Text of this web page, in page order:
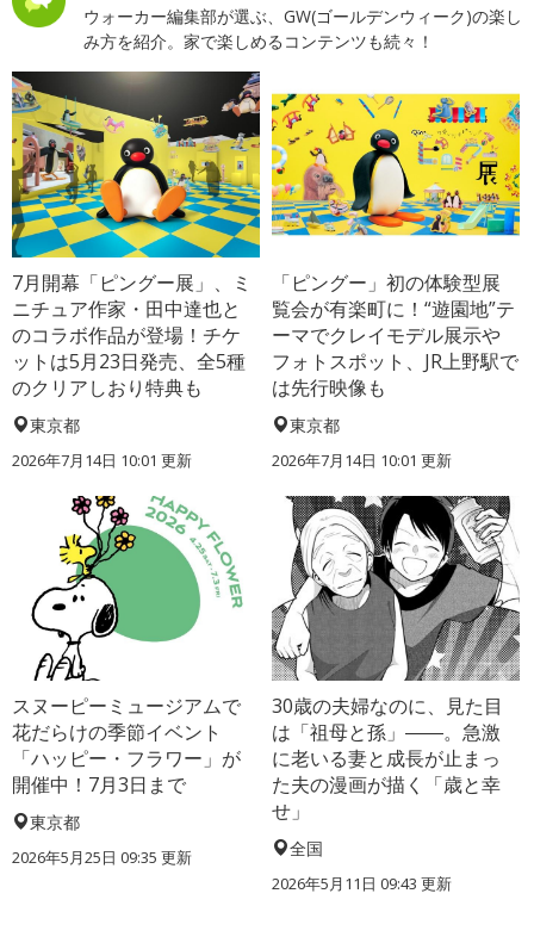
ウォーカー編集部が選ぶ、GW(ゴールデンウィーク)の楽し
み方を紹介。家で楽しめるコンテンツも続々！
7月開幕「ピングー展」、ミ
ニチュア作家・田中達也と
のコラボ作品が登場！チケ
ットは5月23日発売、全5種
のクリアしおり特典も
東京都
2026年7月14日 10:01 更新
「ピングー」初の体験型展
覧会が有楽町に！“遊園地”テ
ーマでクレイモデル展示や
フォトスポット、JR上野駅で
は先行映像も
東京都
2026年7月14日 10:01 更新
スヌーピーミュージアムで
花だらけの季節イベント
「ハッピー・フラワー」が
開催中！7月3日まで
東京都
2026年5月25日 09:35 更新
30歳の夫婦なのに、見た目
は「祖母と孫」――。急激
に老いる妻と成長が止まっ
た夫の漫画が描く「歳と幸
せ」
全国
2026年5月11日 09:43 更新